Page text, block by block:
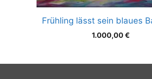
Frühling lässt sein blaues
1.000,00€